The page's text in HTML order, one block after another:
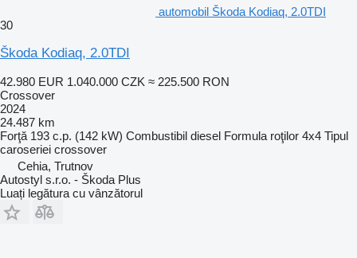
automobil Škoda Kodiaq, 2.0TDI
30
Škoda Kodiaq, 2.0TDI
42.980 EUR 1.040.000 CZK ≈ 225.500 RON
Crossover
2024
24.487 km
Forţă 193 c.p. (142 kW) Combustibil diesel Formula roţilor 4x4 Tipul
caroseriei crossover
Cehia, Trutnov
Autostyl s.r.o. - Škoda Plus
Luați legătura cu vânzătorul